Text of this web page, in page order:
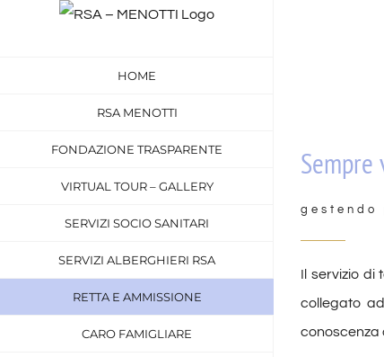
HOME
RSA MENOTTI
FONDAZIONE TRASPARENTE
VIRTUAL TOUR – GALLERY
SERVIZI SOCIO SANITARI
SERVIZI ALBERGHIERI RSA
RETTA E AMMISSIONE
CARO FAMIGLIARE
gestendo
Il servizio di
collegato
conoscenza